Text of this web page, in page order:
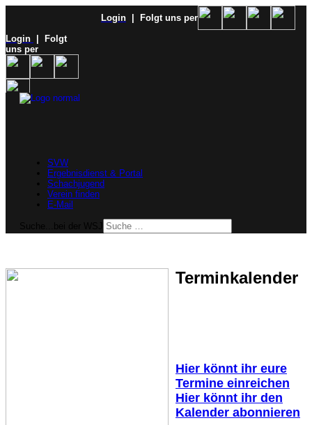
Login
| Folgt uns per
Login
| Folgt
uns per
SVW
Ergebnisdienst & Portal
Schachjugend
Verein finden
E-Mail
Terminkalender
Hier könnt ihr eure
Termine einreichen
Hier könnt ihr den
Kalender abonnieren